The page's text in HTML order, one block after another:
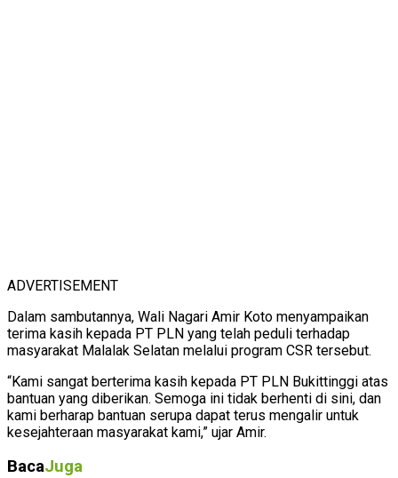
ADVERTISEMENT
Dalam sambutannya, Wali Nagari Amir Koto menyampaikan
terima kasih kepada PT PLN yang telah peduli terhadap
masyarakat Malalak Selatan melalui program CSR tersebut.
“Kami sangat berterima kasih kepada PT PLN Bukittinggi atas
bantuan yang diberikan. Semoga ini tidak berhenti di sini, dan
kami berharap bantuan serupa dapat terus mengalir untuk
kesejahteraan masyarakat kami,” ujar Amir.
BacaJuga